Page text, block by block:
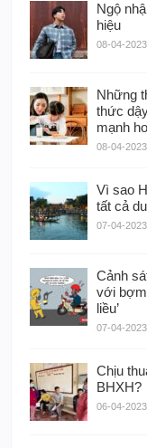
Ngộ
hiệu
08-04-2023
Những
thức
mạnh
08-04-2023
Vì sao
tất cả
07-04-2023
Cảnh
với bợm
liều’
07-04-2023
Chịu
BHXH?
06-04-2023